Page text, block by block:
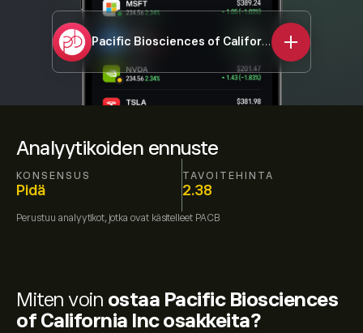
Analyytikoiden ennuste
KONSENSUS
Pidä
TAVOITEHINTA
2.38
Perustuu analyytikot, jotka ovat käsitelleet PACB
Pacific Biosciences of California Inc PACB
Miten voin ostaa Pacific Biosciences
of California Inc osakkeita?